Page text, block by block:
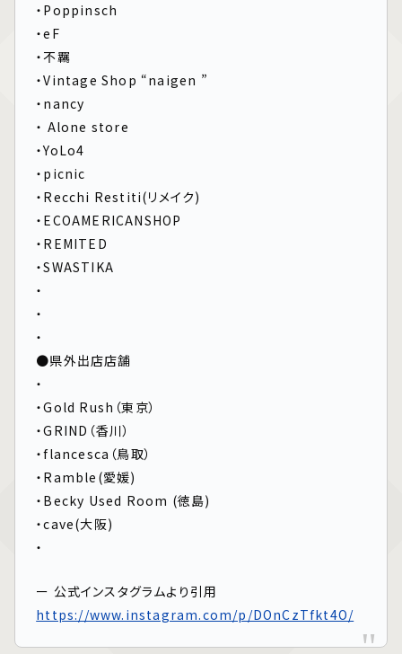
・Poppinsch
・eF
・不羈
・Vintage Shop “naigen ”
・nancy
・ Alone store
・YoLo4
・picnic
・Recchi Restiti(リメイク)
・ECOAMERICANSHOP
・REMITED
・SWASTIKA
・
・
・
●県外出店店舗
・
・Gold Rush（東京）
・GRIND（香川）
・flancesca（鳥取）
・Ramble(愛媛)
・Becky Used Room (徳島)
・cave(大阪)
・
ー 公式インスタグラムより引用
https://www.instagram.com/p/DOnCzTfkt4O/